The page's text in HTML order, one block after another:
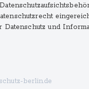
Datenschutz und
berlin.de